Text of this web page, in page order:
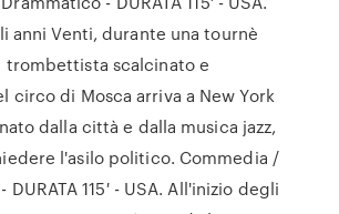
anni Venti, durante una tournè
trombettista scalcinato e
circo di Mosca arriva a New York
dalla città e dalla musica jazz,
l'asilo politico. Commedia /
115′ - USA. All'inizio degli